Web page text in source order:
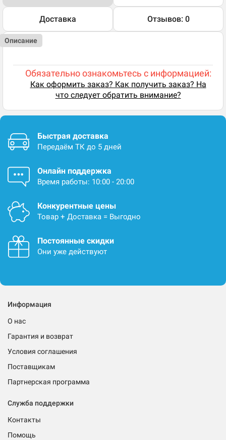
Доставка Отзывов: 0
Описание
Обязательно ознакомьтесь с информацией:
Как оформить заказ? Как получить заказ? На
что следует обратить внимание?
Быстрая доставка
Передаём ТК до 5 дней
Онлайн поддержка
Время работы: 10:00 - 20:00
Конкурентные цены
Товар + Доставка = Выгодно
Постоянные скидки
Они уже действуют
Информация
О нас
Гарантия и возврат
Условия соглашения
Поставщикам
Партнерская программа
Служба поддержки
Контакты
Помощь